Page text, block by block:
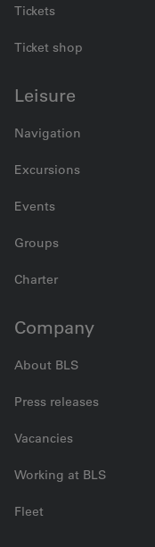
Tickets
Ticket shop
Leisure
Navigation
Excursions
Events
Groups
Charter
Company
About BLS
Press releases
Vacancies
Working at BLS
Fleet